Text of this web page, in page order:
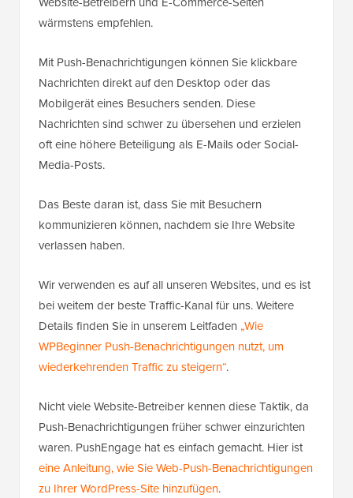
wärmstens empfehlen.
Mit Push-Benachrichtigungen können Sie klickbare
Nachrichten direkt auf den Desktop oder das
Mobilgerät eines Besuchers senden. Diese
Nachrichten sind schwer zu übersehen und erzielen
oft eine höhere Beteiligung als E-Mails oder Social-
Media-Posts.
Das Beste daran ist, dass Sie mit Besuchern
kommunizieren können, nachdem sie Ihre Website
verlassen haben.
Wir verwenden es auf all unseren Websites, und es ist
bei weitem der beste Traffic-Kanal für uns. Weitere
Details finden Sie in unserem Leitfaden „Wie
WPBeginner Push-Benachrichtigungen nutzt, um
wiederkehrenden Traffic zu steigern“.
Nicht viele Website-Betreiber kennen diese Taktik, da
Push-Benachrichtigungen früher schwer einzurichten
waren. PushEngage hat es einfach gemacht. Hier ist
eine Anleitung, wie Sie Web-Push-Benachrichtigungen
zu Ihrer WordPress-Site hinzufügen.